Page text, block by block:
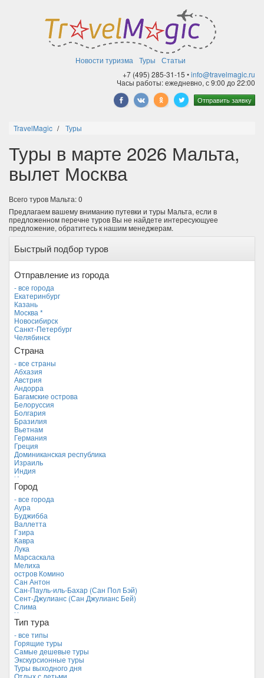
Новости туризма Туры
Статьи
+7 (495) 285-31-15 •info@travelmagic.ru
Часы работы: ежедневно, с 9:00 до 22:00
Отправить заявку
TravelMagic Туры
Туры в марте 2026 Мальта,
вылет Москва
Всего туров Мальта: 0
Предлагаем вашему вниманию путевки и туры Мальта, если в
предложенном перечне туров Вы не найдете интересующуее
предложение, обратитесь к нашим менеджерам.
Быстрый подбор туров
Отправление из города
- все города
Екатеринбург
Казань
Москва *
Новосибирск
Санкт-Петербург
Челябинск
Страна
- все страны
Абхазия
Австрия
Андорра
Багамские острова
Белоруссия
Болгария
Бразилия
Вьетнам
Германия
Греция
Доминиканская республика
Израиль
Индия
Индонезия
Иордания
Италия
Камбоджа
Кипр
Куба
Мальдивские острова
Мальта *
Новая Зеландия
Объединенные Арабские Эмираты
Перу
Россия
Таиланд
Тунис
Турция
Финляндия
Франция
Хорватия
Черногория
Чехия
Город
- все города
Аура
Буджибба
Валлетта
Гзира
Кавра
Лука
Марсаскала
Мелиха
остров Комино
Сан Антон
Сан-Пауль-иль-Бахар (Сан Пол Бэй)
Сент-Джулианс (Сан Джулианс Бей)
Слима
Чиркева
Тип тура
- все типы
Горящие туры
Самые дешевые туры
Экскурсионные туры
Туры выходного дня